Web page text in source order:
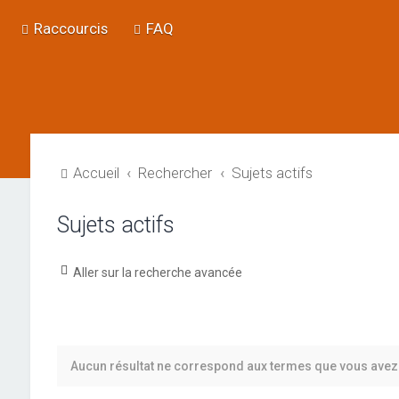
Raccourcis FAQ
Accueil Rechercher Sujets actifs
Sujets actifs
Aller sur la recherche avancée
Aucun résultat ne correspond aux termes que vous